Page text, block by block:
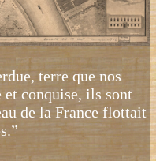
terre que nos
et conquise, ils sont
de la France flottait